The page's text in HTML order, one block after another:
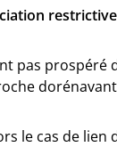
pas
le cas de